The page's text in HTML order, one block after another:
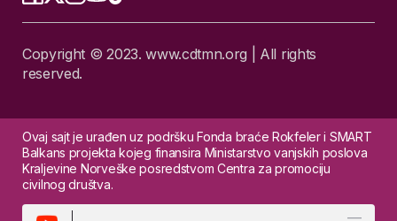
Copyright © 2023. www.cdtmn.org | All rights
reserved.
Ovaj sajt je urađen uz podršku Fonda braće Rokfeler i SMART
Balkans projekta kojeg finansira Ministarstvo vanjskih poslova
Kraljevine Norveške posredstvom Centra za promociju
civilnog društva.